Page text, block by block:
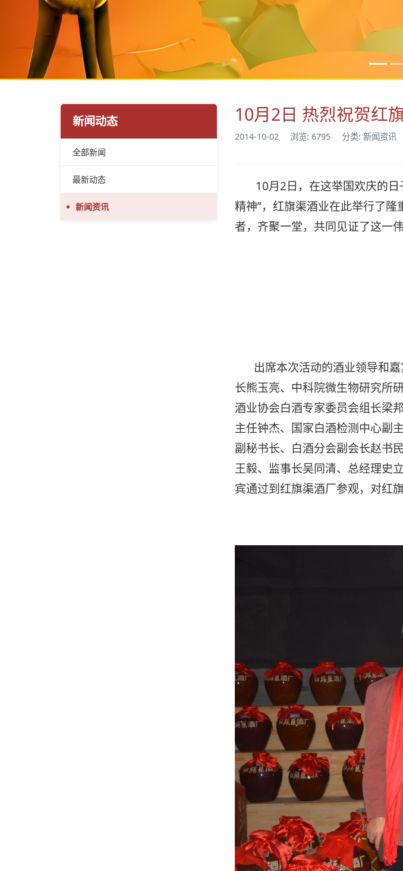
新闻动态
全部新闻
最新动态
新闻资讯
10月2日 热烈祝贺红
2014-10-02 浏览: 6795 分类: 新闻资讯
10月2日，在这举国欢庆的
精神”，红旗渠酒业在此举行了
者，齐聚一堂，共同见证了这一伟
出席本次活动的酒业领导和
长熊玉亮、中科院微生物研究所
酒业协会白酒专家委员会组长梁
主任钟杰、国家白酒检测中心副
副秘书长、白酒分会副会长赵书
王毅、监事长吴同清、总经理史
宾通过到红旗渠酒厂参观，对红